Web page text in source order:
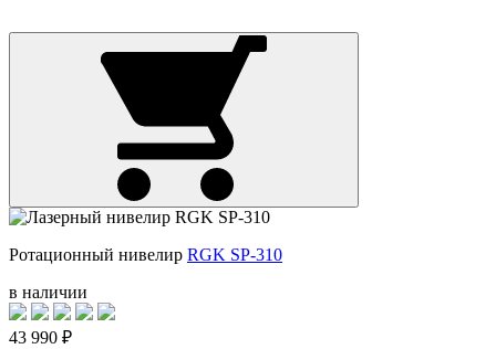
Ротационный нивелир RGK SP-310
в наличии
43 990 ₽